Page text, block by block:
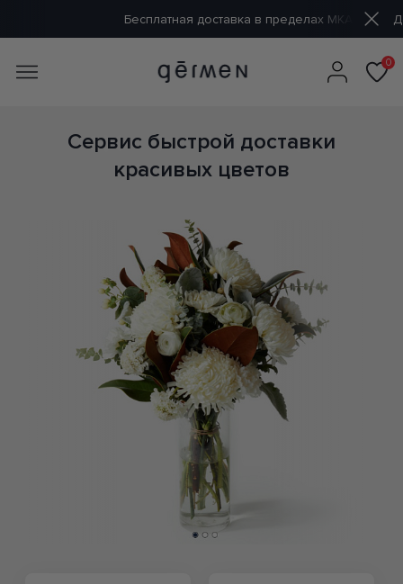
Бесплатная доставка в пределах МКАД Доставка от 60
0
Сервис быстрой доставки
красивых цветов